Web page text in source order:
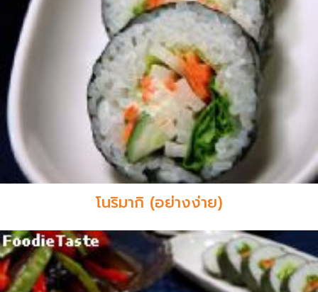
โนริมากิ (อย่างง่าย)